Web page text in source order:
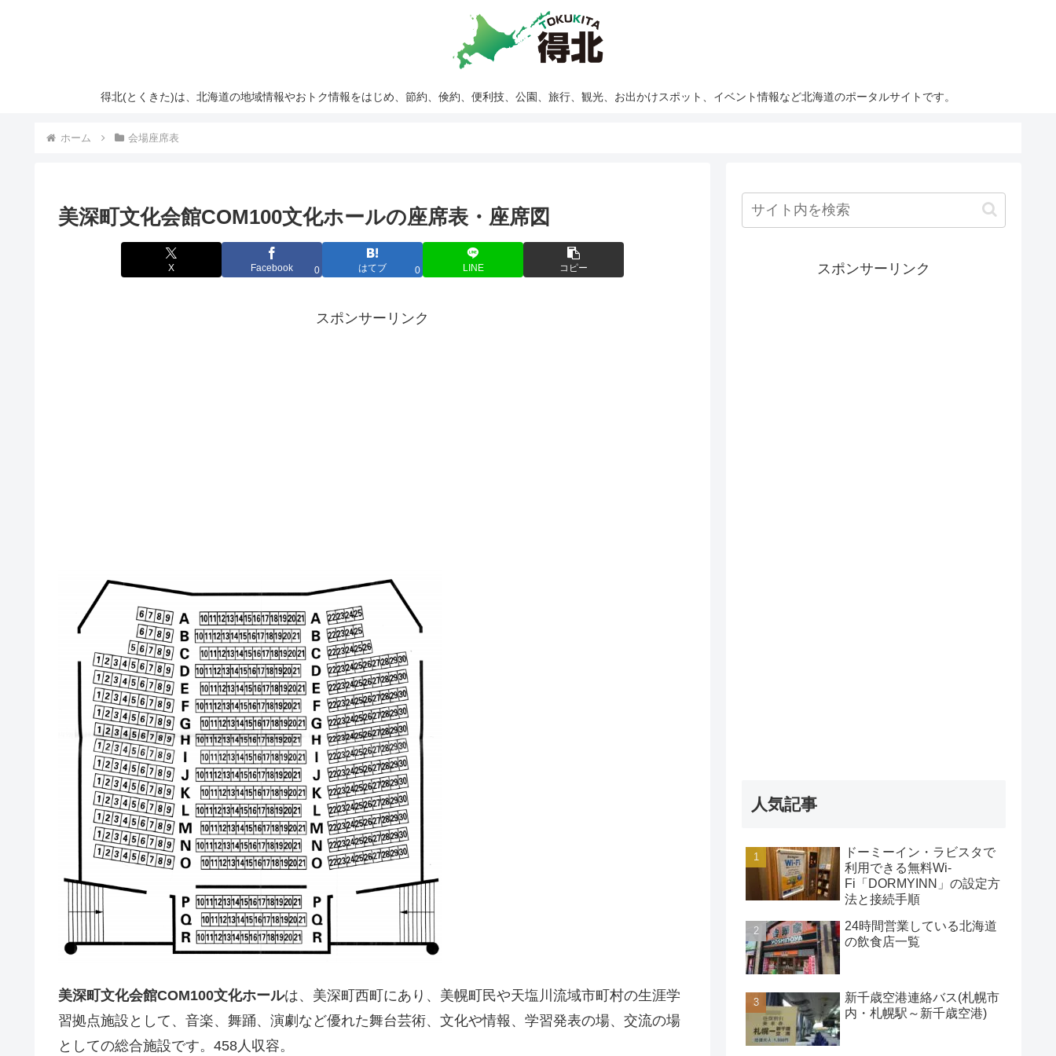
得北(とくきた)は、北海道の地域情報やおトク情報をはじめ、節約、倹約、便利技、公園、旅行、観光、お出かけスポット、イベント情報など北海道のポータルサイトです。
ホーム 会場座席表
美深町文化会館COM100文化ホールの座席表・座席図
X Facebook 0 はてブ 0 LINE コピー
スポンサーリンク
美深町文化会館COM100文化ホールは、美深町西町にあり、美幌町民や天塩川流域市町村の生涯学
習拠点施設として、音楽、舞踊、演劇など優れた舞台芸術、文化や情報、学習発表の場、交流の場
としての総合施設です。458人収容。
スポンサーリンク
人気記事
ドーミーイン・ラビスタで
利用できる無料Wi-
Fi「DORMYINN」の設定方
法と接続手順
24時間営業している北海道
の飲食店一覧
新千歳空港連絡バス(札幌市
内・札幌駅～新千歳空港)